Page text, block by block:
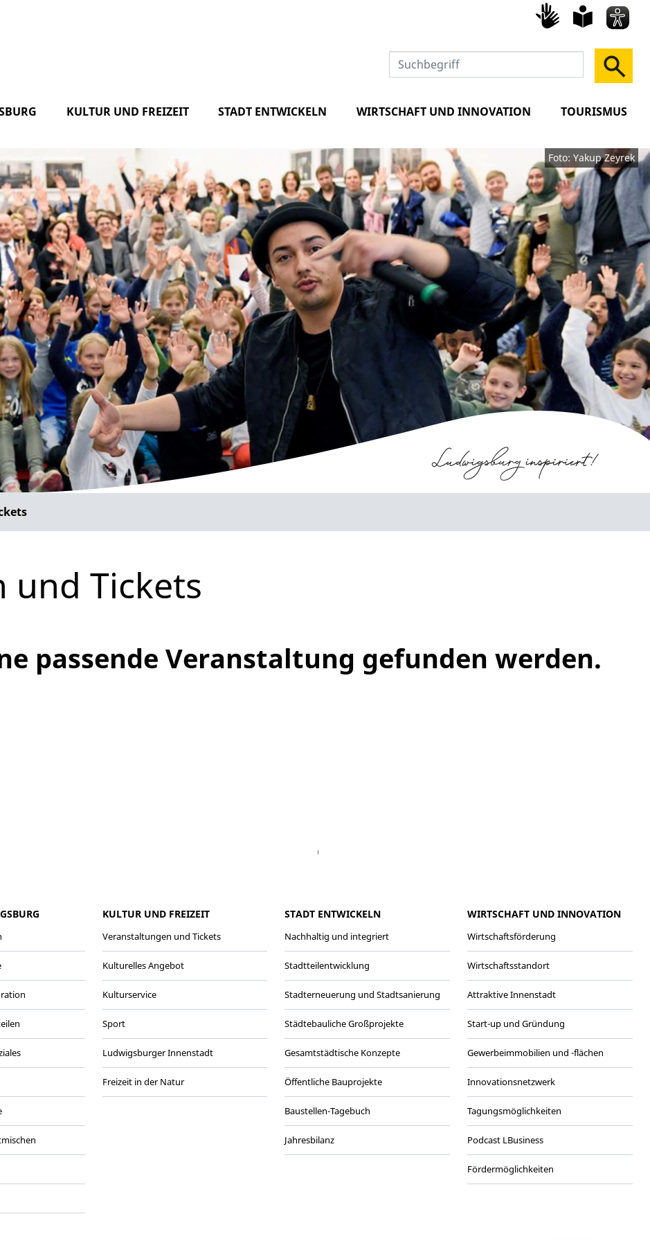
KULTUR UND FREIZEIT STADT ENTWICKELN WIRTSCHAFT UND INNOVATION TOURISMUS
Foto: Yakup Zeyrek
und Tickets
passende Veranstaltung gefunden werden.
LinkedIn
KULTUR UND FREIZEIT
Veranstaltungen und Tickets
Kulturelles Angebot
Kulturservice
Sport
Ludwigsburger Innenstadt
Freizeit in der Natur
STADT ENTWICKELN
Nachhaltig und integriert
Stadtteilentwicklung
Stadterneuerung und Stadtsanierung
Städtebauliche Großprojekte
Gesamtstädtische Konzepte
Öffentliche Bauprojekte
Baustellen-Tagebuch
Jahresbilanz
WIRTSCHAFT UND INNOVATION
Wirtschaftsförderung
Wirtschaftsstandort
Attraktive Innenstadt
Start-up und Gründung
Gewerbeimmobilien und -flächen
Innovationsnetzwerk
Tagungsmöglichkeiten
Podcast LBusiness
Fördermöglichkeiten